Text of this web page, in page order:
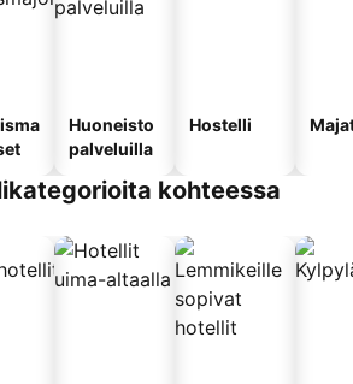
Huoneisto
palveluilla
Hostelli
kohteessa